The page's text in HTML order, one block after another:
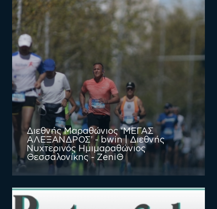
Διεθνής Μαραθώνιος ‘ΜΕΓΑΣ
ΑΛΕΞΑΝΔΡΟΣ’ - bwin | Διεθνής
Νυχτερινός Ημιμαραθώνιος
Θεσσαλονίκης - ZeniΘ